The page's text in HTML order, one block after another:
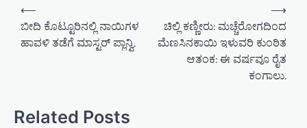
a
⟵
ಬೀದಿ ಕೊಟ್ಟೂರಿನಲ್ಲಿ ನಾಯಿಗಳ
ಹಾವಳಿ ತಡೆಗೆ ಮಾಸ್ಟರ್ ಪ್ಲಾನ್ವಿ.
ಚಿಲ್ಲಿ ಕಣ್ಣೀರು: ಮಚ್ಚೆರೋಗದಿಂದ
ಮೆಣಸಿನಕಾಯಿ ಇಳುವರಿ ಕುಂಠಿತ
ಆತಂಕ: ಈ ವರ್ಷವೂ ರೈತ
ಕಂಗಾಲು.
⟶
Related Posts